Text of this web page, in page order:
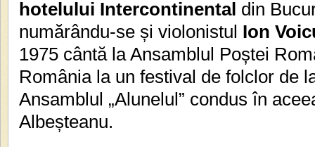
hotelului Intercontinental din
numărându-se și violonistul Ion
1975 cântă la Ansamblul Poștei
România la un festival de folclor de
Ansamblul „Alunelul” condus în
Albeșteanu.